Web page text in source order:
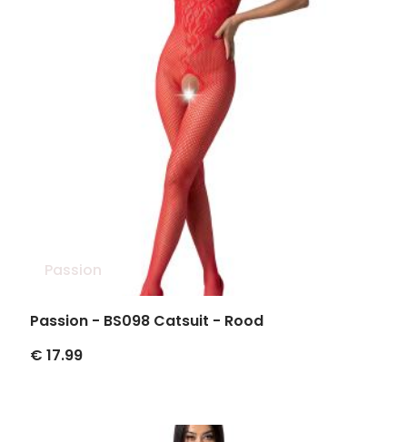
Passion
Passion - BS098 Catsuit - Rood
€ 17.99